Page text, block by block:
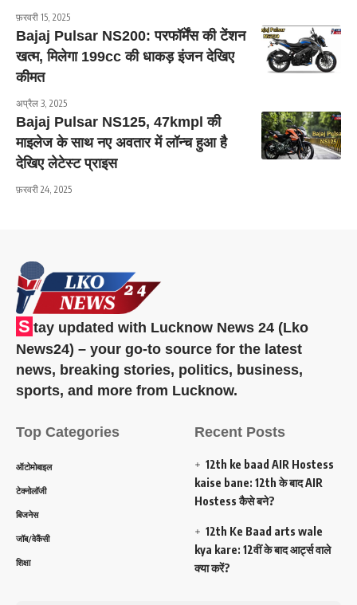
फ़रवरी 15, 2025
Bajaj Pulsar NS200: परफॉर्मेंस की टेंशन
खत्म, मिलेगा 199cc की धाकड़ इंजन देखिए
कीमत
अप्रैल 3, 2025
Bajaj Pulsar NS125, 47kmpl की
माइलेज के साथ नए अवतार में लॉन्च हुआ है
देखिए लेटेस्ट प्राइस
फ़रवरी 24, 2025
S tay updated with Lucknow News 24 (Lko
News24) – your go-to source for the latest
news, breaking stories, politics, business,
sports, and more from Lucknow.
Top Categories
ऑटोमोबाइल
टेक्नोलॉजी
बिजनेस
जॉब/वेकैंसी
शिक्षा
Recent Posts
12th ke baad AIR Hostess
kaise bane: 12th के बाद AIR
Hostess कैसे बने?
12th Ke Baad arts wale
kya kare: 12वीं के बाद आर्ट्स वाले
क्या करें?